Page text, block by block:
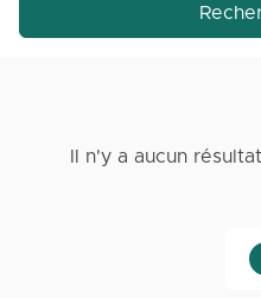
Il n'y a aucun